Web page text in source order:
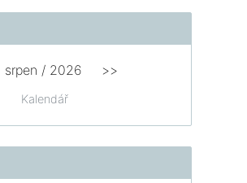
Kalendář
srpen / 2026 >>